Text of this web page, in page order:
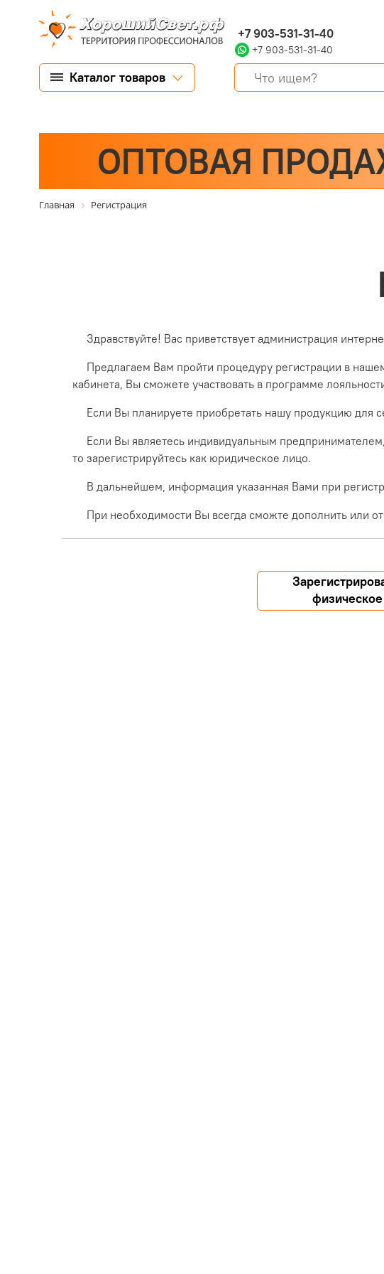
+7 903-531-31-40
+7 903-531-31-40
Каталог товаров
ОПТОВАЯ
Главная Регистрация
Здравствуйте! Вас приветствует администрация
Предлагаем Вам пройти процедуру регистрации в
кабинета, Вы сможете участвовать в программе
Если Вы планируете приобретать нашу продукцию для
Если Вы являетесь индивидуальным
то зарегистрируйтесь как юридическое лицо.
В дальнейшем, информация указанная Вами при
При необходимости Вы всегда сможте дополнить или